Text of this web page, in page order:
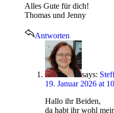
Alles Gute für dich!
Thomas und Jenny
Antworten
says:
19. Januar 2026 at
Hallo ihr Beiden,
da habt ihr wohl